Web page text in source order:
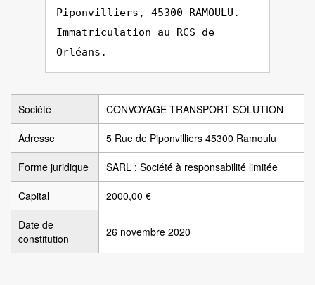
Piponvilliers, 45300 RAMOULU.
Immatriculation au RCS de
Orléans.
Société CONVOYAGE TRANSPORT SOLUTION
Adresse 5 Rue de Piponvilliers 45300 Ramoulu
Forme juridique SARL : Société à responsabilité limitée
Capital 2000,00 €
Date de
constitution
26 novembre 2020